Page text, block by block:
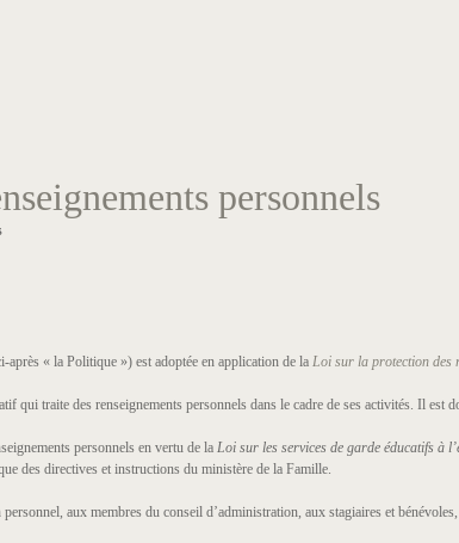
personnels
« la Politique ») est adoptée en application de la Loi sur la protection des
qui traite des renseignements personnels dans le cadre de ses activités. Il est
personnels en vertu de la Loi sur les services de garde éducatifs à
des directives et instructions du ministère de la Famille.
aux membres du conseil d’administration, aux stagiaires et